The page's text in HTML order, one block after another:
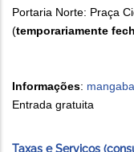
Portaria Norte: Praça
(temporariamente
Informações:
Entrada gratuita
Taxas e Serviços